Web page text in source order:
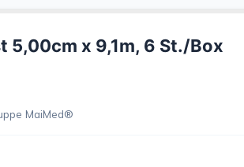
5,00cm x 9,1m, 6 St./Box
MaiMed®